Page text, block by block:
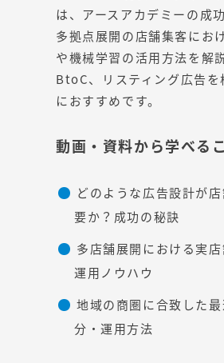
は、アースアカデミーの成
多拠点展開の店舗集客にお
や機械学習の活用方法を解
BtoC、リスティング広告を
におすすめです。
動画・資料から学べる
どのような広告設計が
要か？成功の秘訣
多店舗展開における実
運用ノウハウ
地域の商圏に合致した
分・運用方法